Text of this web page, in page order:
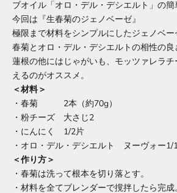
ブオイル「オロ・デル・デシエルト」の簡
今回は『生春菊のジェノベーゼ』
極限まで材料をシンプルにしたジェノベー
春菊とオロ・デル・デシエルトの相性の良
蓮根の他にはじゃがいも、モッツァレラ
えるのがオススメ。
＜材料＞
・春菊 2本（約70g）
・粉チーズ 大さじ2
・にんにく 1/2片
・オロ・デル・デシエルト ヌーヴォー
＜作り方＞
・春菊は洗って根本を切り落とす。
・材料を全てブレンダーで撹拌したら完成。